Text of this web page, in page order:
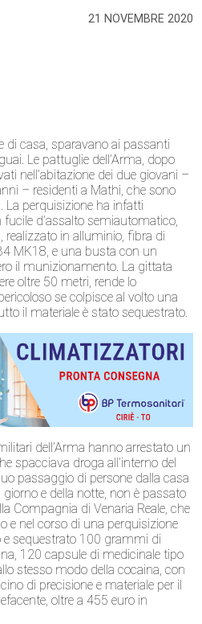
21 NOVEMBRE 2020
di casa, sparavano ai passanti
Le pattuglie dell’Arma, dopo
nell’abitazione dei due giovani –
– residenti a Mathi, che sono
perquisizione ha infatti
d’assalto semiautomatico,
realizzato in alluminio, fibra di
MK18, e una busta con un
il munizionamento. La gittata
oltre 50 metri, rende lo
se colpisce al volto una
il materiale è stato sequestrato.
dell’Arma hanno arrestato un
spacciava droga all’interno del
passaggio di persone dalla casa
giorno e della notte, non è passato
Compagnia di Venaria Reale, che
e nel corso di una perquisizione
sequestrato 100 grammi di
120 capsule di medicinale tipo
stesso modo della cocaina, con
di precisione e materiale per il
oltre a 455 euro in